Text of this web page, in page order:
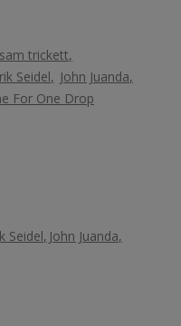
sam trickett
Seidel
John Juanda
For One Drop
Seidel John Juanda